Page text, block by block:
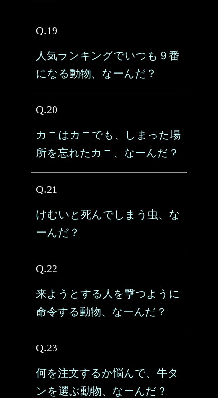
Q.19
人気ランキングでいつも９番
になる動物、なーんだ？
Q.20
カニはカニでも、しまった場
所を忘れたカニ、なーんだ？
Q.21
けむいと死んでしまう虫、な
ーんだ？
Q.22
来ようとする人を撃つように
命令する動物、なーんだ？
Q.23
何を注文するか悩んで、牛タ
ンを選ぶ動物、なーんだ？